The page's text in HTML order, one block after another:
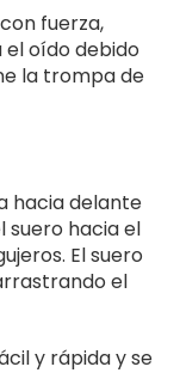
fuerza,
el oído debido
la trompa de
hacia delante
suero hacia el
El suero
el
y rápida y se